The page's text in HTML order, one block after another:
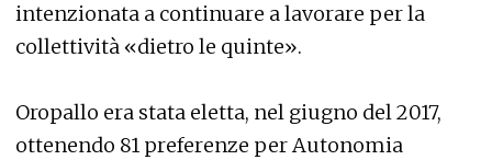
intenzionata a continuare a lavorare per la
collettività «dietro le quinte».
Oropallo era stata eletta, nel giugno del 2017,
ottenendo 81 preferenze per Autonomia